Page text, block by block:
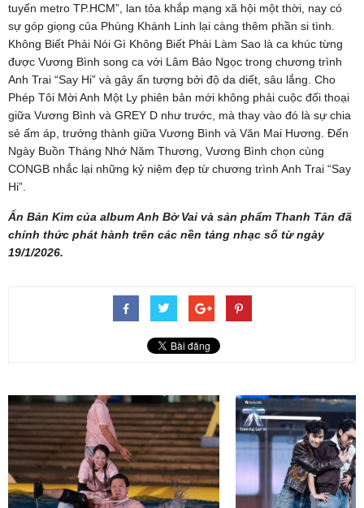
tuyến metro TP.HCM”, lan tỏa khắp mạng xã hội một thời, nay có
sự góp giọng của Phùng Khánh Linh lại càng thêm phần si tình.
Không Biết Phải Nói Gì Không Biết Phải Làm Sao là ca khúc từng
được Vương Bình song ca với Lâm Bảo Ngọc trong chương trình
Anh Trai “Say Hi” và gây ấn tượng bởi độ da diết, sâu lắng. Cho
Phép Tôi Mời Anh Một Ly phiên bản mới không phải cuộc đối thoại
giữa Vương Bình và GREY D như trước, mà thay vào đó là sự chia
sẻ ấm áp, trưởng thành giữa Vương Bình và Văn Mai Hương. Đến
Ngày Buồn Tháng Nhớ Năm Thương, Vương Bình chọn cùng
CONGB nhắc lại những kỷ niệm đẹp từ chương trình Anh Trai “Say
Hi”.
Ấn Bản Kim của album Anh Bờ Vai và sản phẩm Thanh Tân đã
chính thức phát hành trên các nền tảng nhạc số từ ngày
19/1/2026.